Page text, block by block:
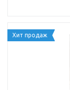
Хит продаж